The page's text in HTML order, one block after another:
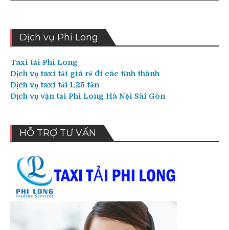
Dịch vụ Phi Long
Taxi tải Phi Long
Dịch vụ taxi tải giá rẻ đi các tỉnh thành
Dịch vụ taxi tải 1,25 tấn
Dịch vụ vận tải Phi Long Hà Nội Sài Gòn
HỖ TRỢ TƯ VẤN